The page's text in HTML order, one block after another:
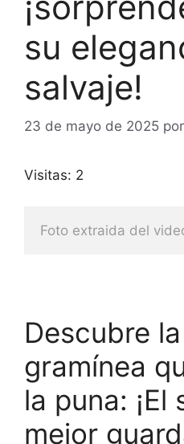
su
salvaje!
23 de mayo de 2025 por
Visitas: 2
Foto extraida del
Descubre
gramínea
la puna: ¡El
mejor